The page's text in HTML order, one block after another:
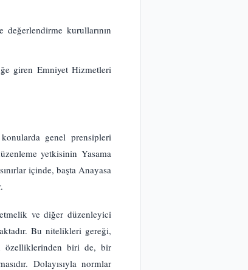
kurullarının
giren Emniyet Hizmetleri
genel prensipleri
yetkisinin Yasama
içinde, başta Anayasa
ve diğer düzenleyici
Bu nitelikleri gereği,
özelliklerinden biri de, bir
Dolayısıyla normlar